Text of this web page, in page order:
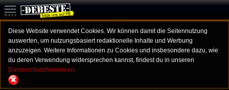
Diese Website verwendet Cookies. Wir können damit die Seitennutzung
auswerten, um nutzungsbasiert redaktionelle Inhalte und Werbung
anzuzeigen. Weitere Informationen zu Cookies und insbesondere dazu, wie
du deren Verwendung widersprechen kannst, findest du in unseren
Datenschutzhinweisen.